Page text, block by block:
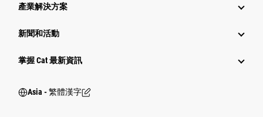
產業解決方案
新聞和活動
掌握 Cat 最新資訊
Asia - 繁體漢字